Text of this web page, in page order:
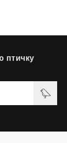
птичку